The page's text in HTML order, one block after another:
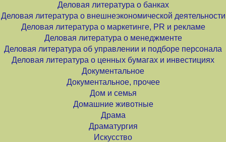
Деловая литература о банках
Деловая литература о внешнеэкономической деятельности
Деловая литература о маркетинге, PR и рекламе
Деловая литература о менеджменте
Деловая литература об управлении и подборе персонала
Деловая литература о ценных бумагах и инвестициях
Документальное
Документальное, прочее
Дом и семья
Домашние животные
Драма
Драматургия
Искусство